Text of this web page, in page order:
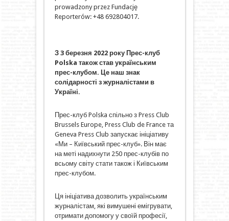
prowadzony przez Fundację
Reporterów: +48 692804017.
З 3 березня 2022 року Прес-клуб
Polska також став українським
прес-клубом. Це наш знак
солідарності з журналістами в
Україні.
Прес-клуб Polska спільно з Press Club
Brussels Europe, Press Club de France та
Geneva Press Club запускає ініціативу
«Ми – Київський прес-клуб». Він має
на меті надихнути 250 прес-клубів по
всьому світу стати також і Київським
прес-клубом.
Ця ініціатива дозволить українським
журналістам, які вимушені емігрувати,
отримати допомогу у своїй професії,